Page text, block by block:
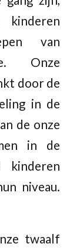
van
Onze
door de
in de
de onze
in de
kinderen
niveau.
twaalf